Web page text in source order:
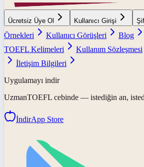
Ücretsiz Üye Ol Kullanıcı Girişi
Örnekleri
Kullanıcı Görüşleri Blog
TOEFL Kelimeleri
Kullanım Sözleşmesi
İletişim Bilgileri
Uygulamayı indir
UzmanTOEFL cebinde — istediğin an,
İndirApp Store